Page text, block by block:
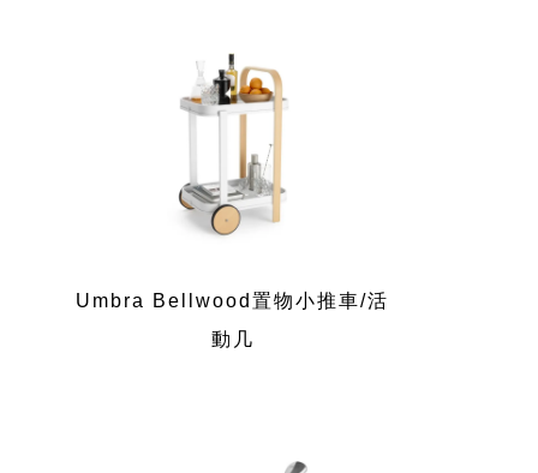
Umbra Bellwood置物小推車/活
動几